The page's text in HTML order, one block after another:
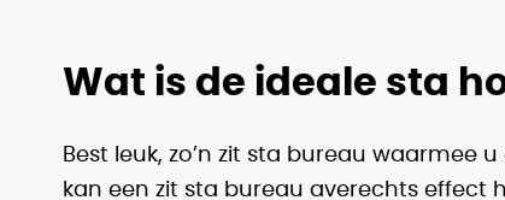
Wat is de ideale sta
Best leuk, zo’n zit sta bureau waarmee
kan een zit sta bureau averechts effect